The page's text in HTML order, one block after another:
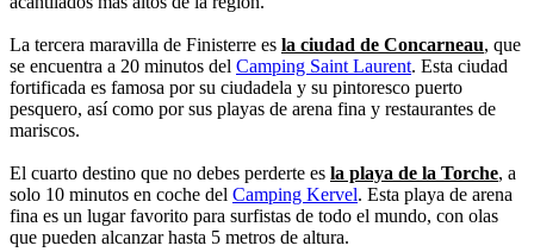
La tercera maravilla de Finisterre es la ciudad de Concarneau, que
se encuentra a 20 minutos del Camping Saint Laurent. Esta ciudad
fortificada es famosa por su ciudadela y su pintoresco puerto
pesquero, así como por sus playas de arena fina y restaurantes de
mariscos.
El cuarto destino que no debes perderte es la playa de la Torche, a
solo 10 minutos en coche del Camping Kervel. Esta playa de arena
fina es un lugar favorito para surfistas de todo el mundo, con olas
que pueden alcanzar hasta 5 metros de altura.